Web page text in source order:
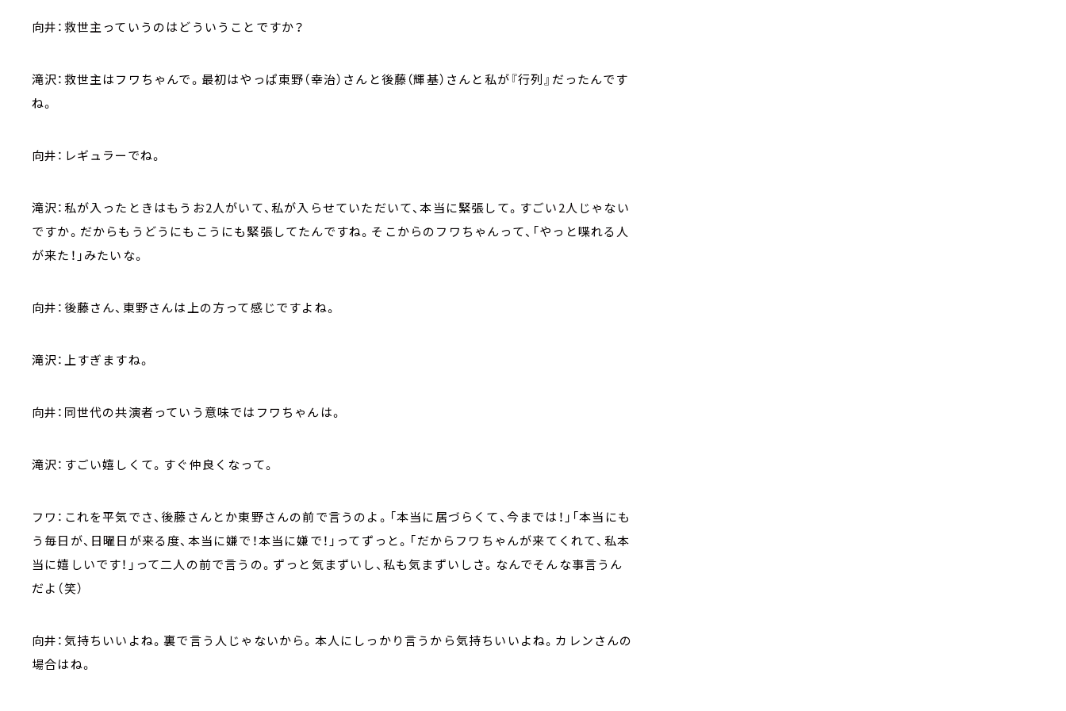
向井：救世主っていうのはどういうことですか？
滝沢：救世主はフワちゃんで。最初はやっぱ東野（幸治）さんと後藤（輝基）さんと私が『行列』だったんです
ね。
向井：レギュラーでね。
滝沢：私が入ったときはもうお2人がいて、私が入らせていただいて、本当に緊張して。すごい2人じゃない
ですか。だからもうどうにもこうにも緊張してたんですね。そこからのフワちゃんって、「やっと喋れる人
が来た！」みたいな。
向井：後藤さん、東野さんは上の方って感じですよね。
滝沢：上すぎますね。
向井：同世代の共演者っていう意味ではフワちゃんは。
滝沢：すごい嬉しくて。すぐ仲良くなって。
フワ：これを平気でさ、後藤さんとか東野さんの前で言うのよ。「本当に居づらくて、今までは！」「本当にも
う毎日が、日曜日が来る度、本当に嫌で！本当に嫌で！」ってずっと。「だからフワちゃんが来てくれて、私本
当に嬉しいです！」って二人の前で言うの。ずっと気まずいし、私も気まずいしさ。なんでそんな事言うん
だよ（笑）
向井：気持ちいいよね。裏で言う人じゃないから。本人にしっかり言うから気持ちいいよね。カレンさんの
場合はね。